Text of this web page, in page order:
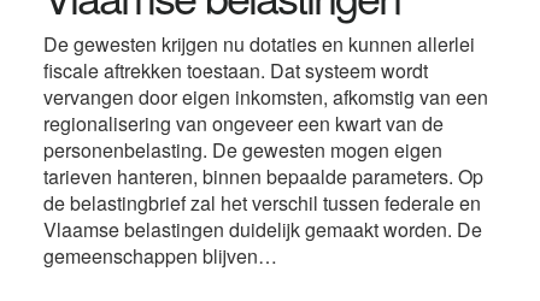
De gewesten krijgen nu dotaties en kunnen allerlei
fiscale aftrekken toestaan. Dat systeem wordt
vervangen door eigen inkomsten, afkomstig van een
regionalisering van ongeveer een kwart van de
personenbelasting. De gewesten mogen eigen
tarieven hanteren, binnen bepaalde parameters. Op
de belastingbrief zal het verschil tussen federale en
Vlaamse belastingen duidelijk gemaakt worden. De
gemeenschappen blijven…